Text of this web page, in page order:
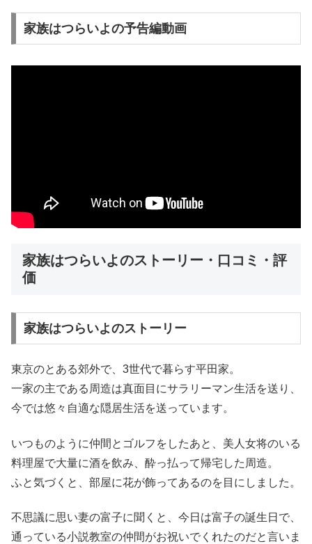
家族はつらいよの予告編動画
家族はつらいよのストーリー・口コミ・評
価
家族はつらいよのストーリー
東京のとある郊外で、3世代で暮らす平田家。
一家の主である周造は真面目にサラリーマン生活を送り、
今では悠々自適な隠居生活を送っています。
いつものように仲間とゴルフをしたあと、美人女将のいる
料理屋で大量に酒を飲み、酔っ払って帰宅した周造。
ふと気づくと、部屋に花が飾ってあるのを目にしました。
不思議に思い妻の富子に聞くと、今日は富子の誕生日で、
通っている小説教室の仲間がお祝いでくれたのだと言いま